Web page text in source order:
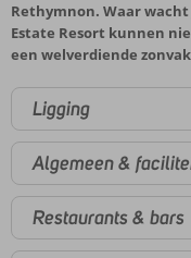
Rethymnon. Waar
Estate Resort kunnen
een welverdiende
Ligging
Algemeen &
Restaurants & bars